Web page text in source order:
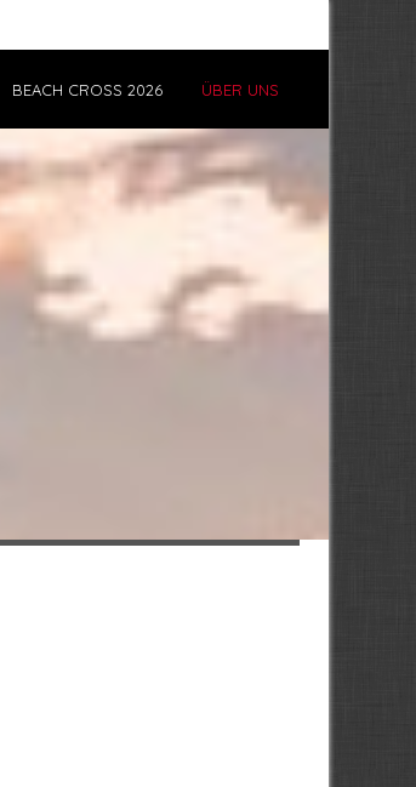
BEACH CROSS 2026 ÜBER UNS